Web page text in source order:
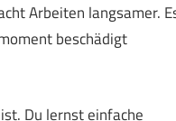
Arbeiten langsamer.
beschädigt
Du lernst einfache